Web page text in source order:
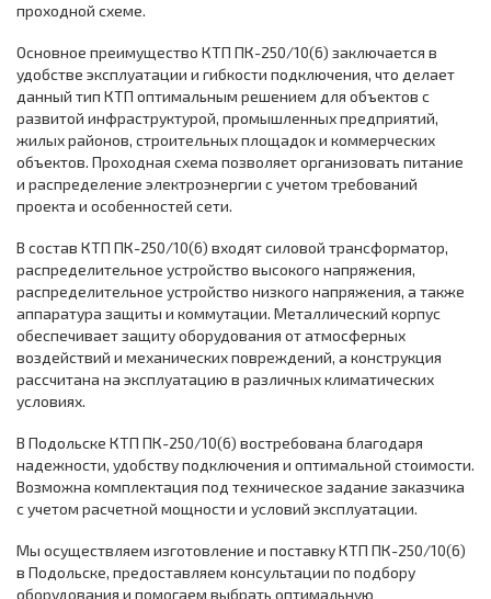
проходной схеме.
Основное преимущество КТП ПК-250/10(6) заключается в
удобстве эксплуатации и гибкости подключения, что делает
данный тип КТП оптимальным решением для объектов с
развитой инфраструктурой, промышленных предприятий,
жилых районов, строительных площадок и коммерческих
объектов. Проходная схема позволяет организовать питание
и распределение электроэнергии с учетом требований
проекта и особенностей сети.
В состав КТП ПК-250/10(6) входят силовой трансформатор,
распределительное устройство высокого напряжения,
распределительное устройство низкого напряжения, а также
аппаратура защиты и коммутации. Металлический корпус
обеспечивает защиту оборудования от атмосферных
воздействий и механических повреждений, а конструкция
рассчитана на эксплуатацию в различных климатических
условиях.
В Подольске КТП ПК-250/10(6) востребована благодаря
надежности, удобству подключения и оптимальной стоимости.
Возможна комплектация под техническое задание заказчика
с учетом расчетной мощности и условий эксплуатации.
Мы осуществляем изготовление и поставку КТП ПК-250/10(6)
в Подольске, предоставляем консультации по подбору
оборудования и помогаем выбрать оптимальную